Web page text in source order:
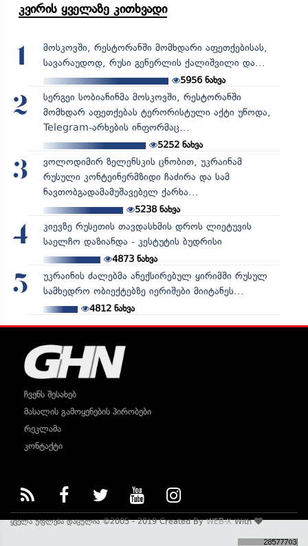
კვირის ყველაზე კითხვადი
1
მოსკოვში, რესტორანში მომხდარი აფეთქებისას,
სავარაუდოდ, რუსი გენერლის ქალიშვილი და...
5956ნახვა
2
სერგეი სობიანინმა მოსკოვში, რესტორანში
მომხდარ აფეთქებას ტერორისტული აქტი უწოდა,
Telegram-არხების ინფორმაც...
5252ნახვა
3
ვოლოდიმირ ზელენსკის ცნობით, უკრაინამ
რუსული კონტეინერმზიდი ჩაძირა და სამ
ნავთობგადამამუშავებელ ქარხა...
5238ნახვა
4
კიევზე რუსეთის თავდასხმის დროს ლიეტუვის
საელჩო დაზიანდა - კესტუტის ბუდრისი
4873ნახვა
5
უკრაინის ძალებმა ანექსირებულ ყირიმში რუსულ
სამხედრო ობიექტებზე იერიშები მიიტანეს...
4812ნახვა
ჩვენს შესახებ
მასალის გამოყენების პირობები
რეკლამა
კონტაქტი
ყველა უფლება დაცულია ©2005 - 2019 Created ByWEB-XWith